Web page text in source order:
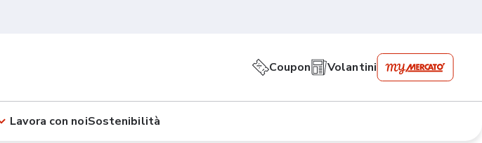
Coupon Volantini
Lavora con noiSostenibilità